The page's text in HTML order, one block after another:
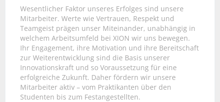
Wesentlicher Faktor unseres Erfolges sind unsere
Mitarbeiter. Werte wie Vertrauen, Respekt und
Teamgeist prägen unser Miteinander, unabhängig in
welchem Arbeitsumfeld bei XION wir uns bewegen.
Ihr Engagement, ihre Motivation und ihre Bereitschaft
zur Weiterentwicklung sind die Basis unserer
Innovationskraft und so Voraussetzung für eine
erfolgreiche Zukunft. Daher fördern wir unsere
Mitarbeiter aktiv – vom Praktikanten über den
Studenten bis zum Festangestellten.